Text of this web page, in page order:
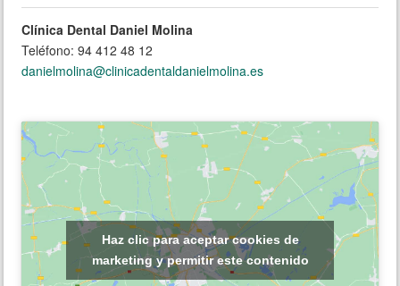
Clínica Dental Daniel Molina
Teléfono: 94 412 48 12
danielmolina@clinicadentaldanielmolina.es
Haz clic para aceptar cookies de
marketing y permitir este contenido